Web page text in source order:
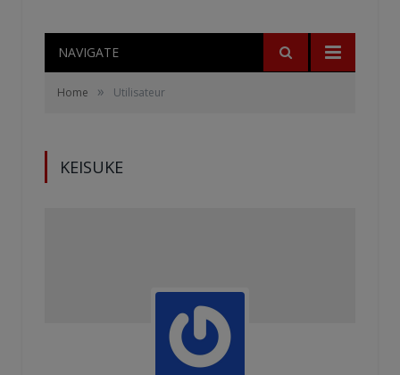
NAVIGATE
Home » Utilisateur
KEISUKE